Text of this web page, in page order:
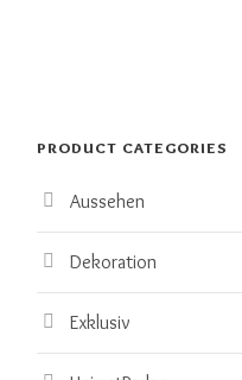
PRODUCT CATEGORIES
Aussehen
Dekoration
Exklusiv